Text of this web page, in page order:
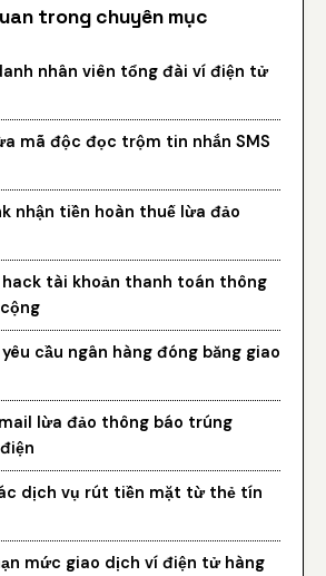
trong chuyên mục
nhân viên tổng đài ví điện tử
mã độc đọc trộm tin nhắn SMS
nhận tiền hoàn thuế lừa đảo
tài khoản thanh toán thông
cầu ngân hàng đóng băng giao
lừa đảo thông báo trúng
dịch vụ rút tiền mặt từ thẻ tín
mức giao dịch ví điện tử hàng